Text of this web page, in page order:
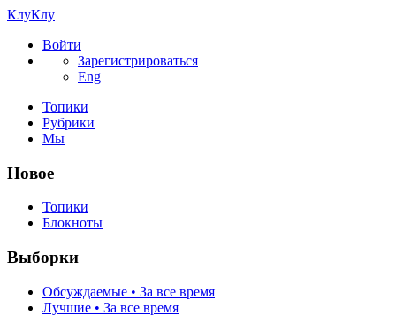
КлуКлу
Войти
Зарегистрироваться
Eng
Топики
Рубрики
Мы
Новое
Топики
Блокноты
Выборки
Обсуждаемые • За все время
Лучшие • За все время